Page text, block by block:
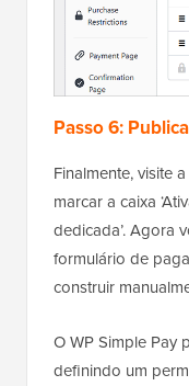
Passo 6:
Finalmente, visite
marcar a caixa
dedicada’. Agora
formulário de
construir
O WP Simple Pay
definindo um